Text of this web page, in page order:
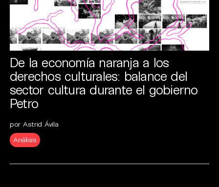
De la economía naranja a los
derechos culturales: balance del
sector cultura durante el gobierno
Petro
por Astrid Ávila
Análisis